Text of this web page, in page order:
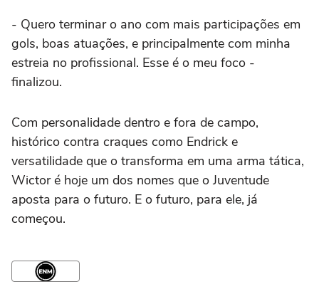
- Quero terminar o ano com mais participações em
gols, boas atuações, e principalmente com minha
estreia no profissional. Esse é o meu foco -
finalizou.
Com personalidade dentro e fora de campo,
histórico contra craques como Endrick e
versatilidade que o transforma em uma arma tática,
Wictor é hoje um dos nomes que o Juventude
aposta para o futuro. E o futuro, para ele, já
começou.